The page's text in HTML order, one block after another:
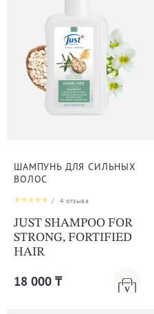
ШАМПУНЬ ДЛЯ СИЛЬНЫХ
ВОЛОС
/ 4отзыва
JUST SHAMPOO FOR
STRONG, FORTIFIED
HAIR
18 000 ₸